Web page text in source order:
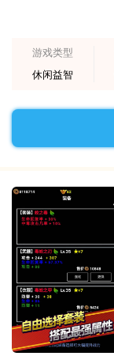
游戏类型
休闲益智